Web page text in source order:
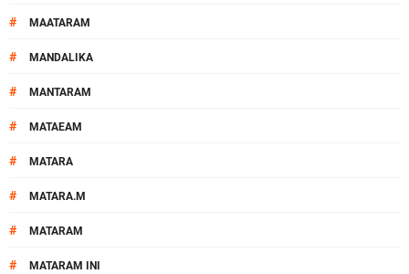
# MAATARAM
# MANDALIKA
# MANTARAM
# MATAEAM
# MATARA
# MATARA.M
# MATARAM
# MATARAM INI